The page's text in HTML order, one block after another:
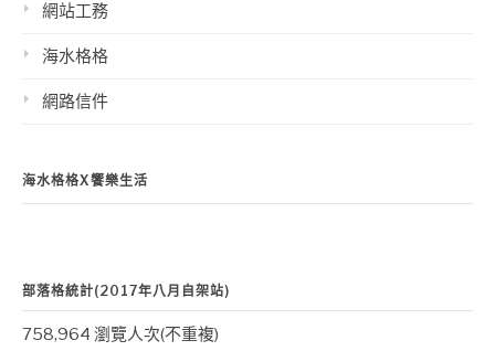
網站工務
海水格格
網路信件
海水格格X饗樂生活
部落格統計(2017年八月自架站)
758,964 瀏覽人次(不重複)